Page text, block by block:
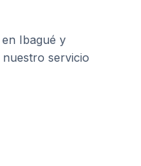
Ibagué y
servicio